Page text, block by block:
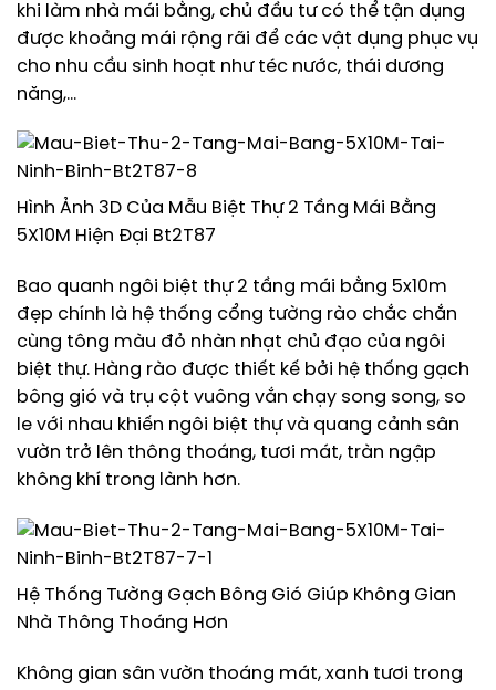
khi làm nhà mái bằng, chủ đầu tư có thể tận dụng
được khoảng mái rộng rãi để các vật dụng phục vụ
cho nhu cầu sinh hoạt như téc nước, thái dương
năng,…
Hình Ảnh 3D Của Mẫu Biệt Thự 2 Tầng Mái Bằng
5X10M Hiện Đại Bt2T87
Bao quanh ngôi biệt thự 2 tầng mái bằng 5x10m
đẹp chính là hệ thống cổng tường rào chắc chắn
cùng tông màu đỏ nhàn nhạt chủ đạo của ngôi
biệt thự. Hàng rào được thiết kế bởi hệ thống gạch
bông gió và trụ cột vuông vắn chạy song song, so
le với nhau khiến ngôi biệt thự và quang cảnh sân
vườn trở lên thông thoáng, tươi mát, tràn ngập
không khí trong lành hơn.
Hệ Thống Tường Gạch Bông Gió Giúp Không Gian
Nhà Thông Thoáng Hơn
Không gian sân vườn thoáng mát, xanh tươi trong